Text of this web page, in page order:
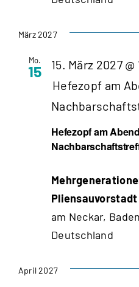
März 2027
Mo.
15
Hefezopf am
15. März 2027 @
Hefezopf am
Pliensauvorstadt
am Neckar,
Deutschland
April 2027